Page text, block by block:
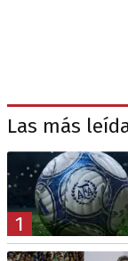
Las más
1